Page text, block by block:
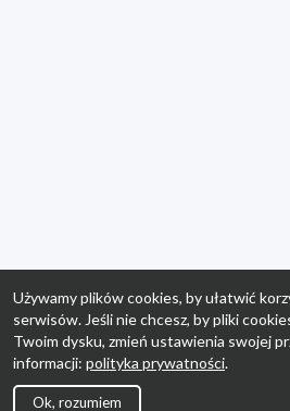
Używamy plików cookies, by ułatwić
serwisów. Jeśli nie chcesz, by pliki
Twoim dysku, zmień ustawienia swojej
informacji: polityka prywatności.
Ok, rozumiem